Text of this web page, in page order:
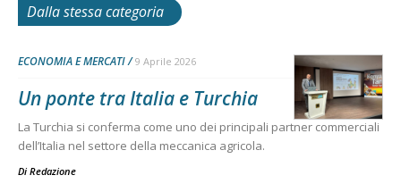
Dalla stessa categoria
ECONOMIA E MERCATI 9 Aprile 2026
Un ponte tra Italia e Turchia
La Turchia si conferma come uno dei principali partner commerciali
dell’Italia nel settore della meccanica agricola.
Di Redazione